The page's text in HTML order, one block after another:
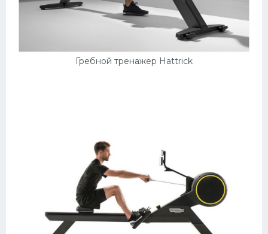
Гребной тренажер Hattrick